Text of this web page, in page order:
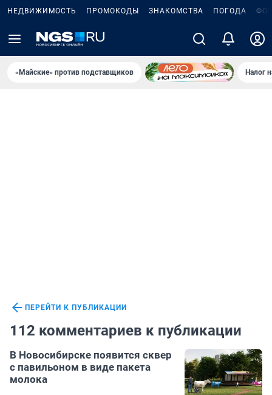
НЕДВИЖИМОСТЬ ПРОМОКОДЫ ЗНАКОМСТВА ПОГОДА
«Майские» против подставщиков Налог
ПЕРЕЙТИ К ПУБЛИКАЦИИ
112 комментариев к публикации
В Новосибирске появится сквер
с павильоном в виде пакета
молока